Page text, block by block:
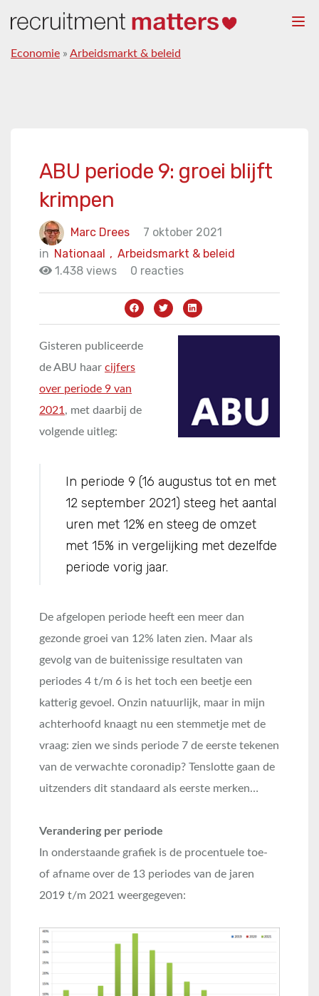
Economie » Arbeidsmarkt & beleid
ABU periode 9: groei blijft
krimpen
Marc Drees
7 oktober 2021
in
Arbeidsmarkt & beleid
Nationaal ,
1.438 views
0 reacties
Gisteren publiceerde
de ABU haar cijfers
over periode 9 van
2021 , met daarbij de
volgende uitleg:
In periode 9 (16 augustus tot en met
12 september 2021) steeg het aantal
uren met 12% en steeg de omzet
met 15% in vergelijking met dezelfde
periode vorig jaar.
De afgelopen periode heeft een meer dan
gezonde groei van 12% laten zien. Maar als
gevolg van de buitenissige resultaten van
periodes 4 t/m 6 is het toch een beetje een
katterig gevoel. Onzin natuurlijk, maar in mijn
achterhoofd knaagt nu een stemmetje met de
vraag: zien we sinds periode 7 de eerste tekenen
van de verwachte coronadip? Tenslotte gaan de
uitzenders dit standaard als eerste merken…
Verandering per periode
In onderstaande grafiek is de procentuele toe-
of afname over de 13 periodes van de jaren
2019 t/m 2021 weergegeven: